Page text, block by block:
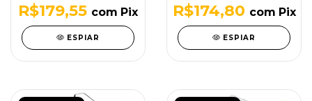
R$179,55 com Pix
ESPIAR
R$174,80 com Pix
ESPIAR